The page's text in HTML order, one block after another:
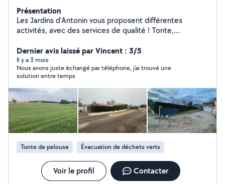
Présentation
Les Jardins d'Antonin vous proposent différentes
activités, avec des services de qualité ! Tonte,
(Fruitiers) Semis de pelouse Plantations diverses
Évacuation de déchet Création de massif Terrain de
pétanque Clôture rigide Aménagement de cours Pose
de bordures,pavés Terrasse sur plots, dalles Facebook:
Les Jardins d'Antonin 01960 saint André sur vieux jonc
Google : Les jardins d'antonin
Dernier avis laissé par Vincent : 3/5
Il y a 3 mois
Nous avons juste échangé par téléphone, j'ai trouvé une
solution entre temps
Tonte de pelouse Évacuation de déchets verts
Voir le profil Contacter